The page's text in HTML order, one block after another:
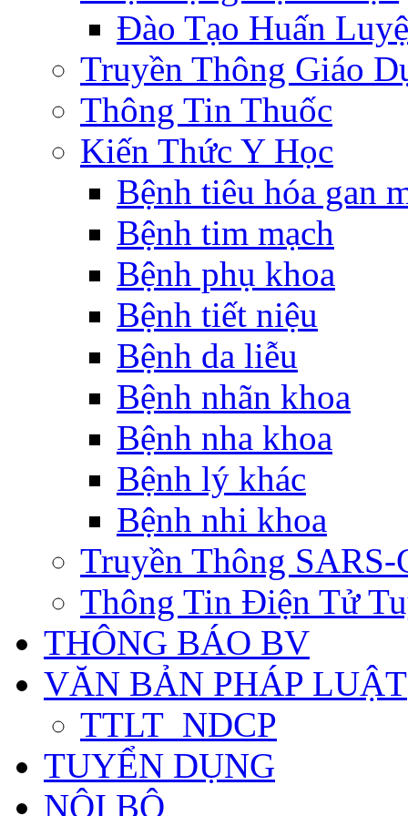
Đào Tạo Huấn
Truyền Thông Giáo
Thông Tin Thuốc
Kiến Thức Y Học
Bệnh tiêu hóa gan
Bệnh tim mạch
Bệnh phụ khoa
Bệnh tiết niệu
Bệnh da liễu
Bệnh nhãn khoa
Bệnh nha khoa
Bệnh lý khác
Bệnh nhi khoa
Truyền Thông SARS-
Thông Tin Điện Tử
THÔNG BÁO BV
VĂN BẢN PHÁP LUẬT
TTLT_NDCP
TUYỂN DỤNG
NỘI BỘ